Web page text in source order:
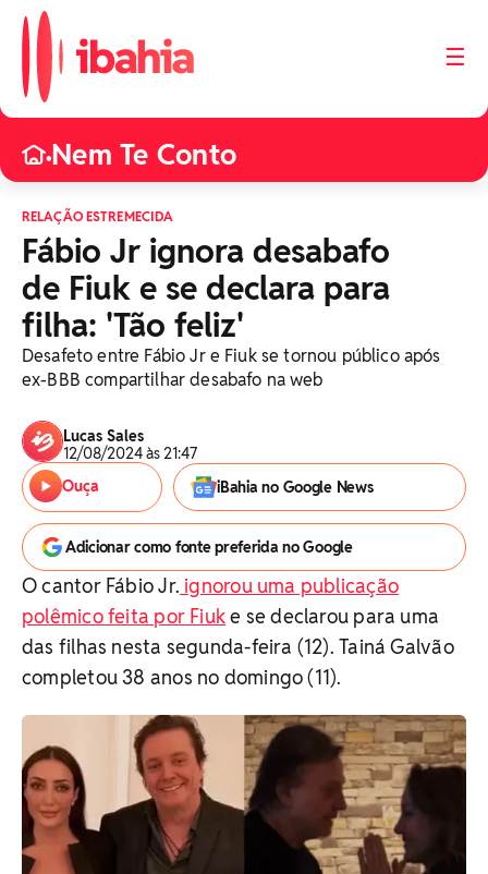
☰
•Nem Te Conto
RELAÇÃO ESTREMECIDA
Fábio Jr ignora desabafo
de Fiuk e se declara para
filha: 'Tão feliz'
Desafeto entre Fábio Jr e Fiuk se tornou público após
ex-BBB compartilhar desabafo na web
Lucas Sales
12/08/2024 às 21:47
Ouça
iBahia no Google News
Adicionar como fonte preferida no Google
O cantor Fábio Jr. ignorou uma publicação
polêmico feita por Fiuke se declarou para uma
das filhas nesta segunda-feira (12). Tainá Galvão
completou 38 anos no domingo (11).